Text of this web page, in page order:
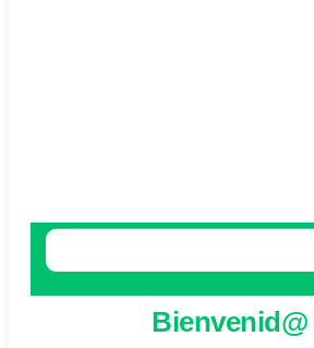
Bienvenid@